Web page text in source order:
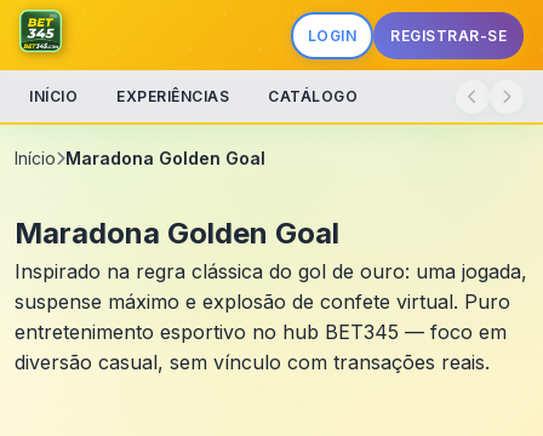
LOGIN REGISTRAR-SE
INÍCIO EXPERIÊNCIAS CATÁLOGO
Início Maradona Golden Goal
Maradona Golden Goal
Inspirado na regra clássica do gol de ouro: uma jogada,
suspense máximo e explosão de confete virtual. Puro
entretenimento esportivo no hub BET345 — foco em
diversão casual, sem vínculo com transações reais.